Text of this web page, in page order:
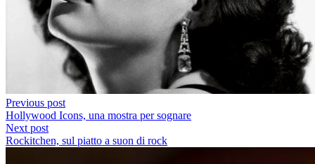
Previous post
Hollywood Icons, una mostra per sognare
Next post
Rockitchen, sul piatto a suon di rock